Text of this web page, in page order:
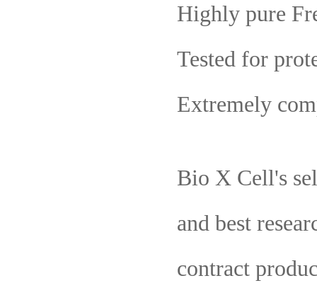
Highly pure
Tested for
Extremely
Bio X Cell's
and best
contract